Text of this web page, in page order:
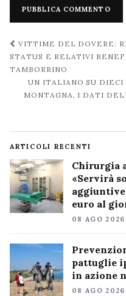
Navigazione
post
VITTIME DEL DOVERE:
STATUS E RELATIVI
TAMBORRINO
UN ITALIANO SU DIECI
MONTAGNA, I DATI
ARTICOLI RECENTI
Chirurgia
«Servirà
euro al
08 AGO 2026
pattuglie
in azione
08 AGO 2026